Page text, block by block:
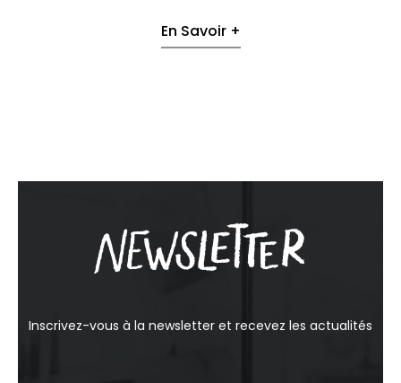
En Savoir +
Inscrivez-vous à la newsletter et recevez les actualités